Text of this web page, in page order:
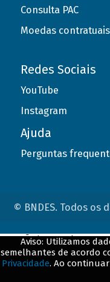
Consulta PAC
Moedas contratuais
Redes Sociais
YouTube
Instagram
Ajuda
Perguntas
© BNDES. Todos os
Aviso: Utilizamos
semelhantes de acordo
Privacidade. Ao
ConteÃºdo complementar
${title}${badge}